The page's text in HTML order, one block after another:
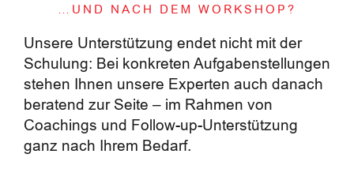
…UND NACH DEM WORKSHOP?
Unsere Unterstützung endet nicht mit der
Schulung: Bei konkreten Aufgabenstellungen
stehen Ihnen unsere Experten auch danach
beratend zur Seite – im Rahmen von
Coachings und Follow-up-Unterstützung
ganz nach Ihrem Bedarf.